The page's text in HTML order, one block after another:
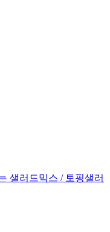
샐러드믹스 / 토핑샐러